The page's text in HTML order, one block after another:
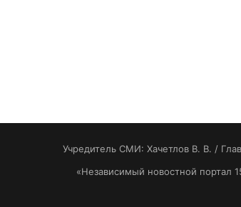
Учредитель СМИ: Хaчeтлoв B. B. /
«Независимый новостной портал